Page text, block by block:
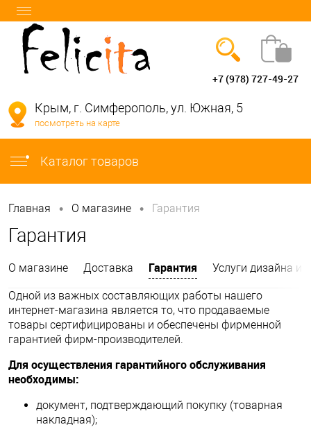
info@felicita-crimea.ru
+7 (978) 727-49-27
Крым, г. Симферополь, ул. Южная, 5
посмотреть на карте
Каталог товаров
Главная • О магазине • Гарантия
Гарантия
О магазине Доставка Гарантия Услуги дизайна
Одной из важных составляющих работы нашего
интернет-магазина является то, что продаваемые
товары сертифицированы и обеспечены фирменной
гарантией фирм-производителей.
Для осуществления гарантийного обслуживания
необходимы:
документ, подтверждающий покупку (товарная
накладная);